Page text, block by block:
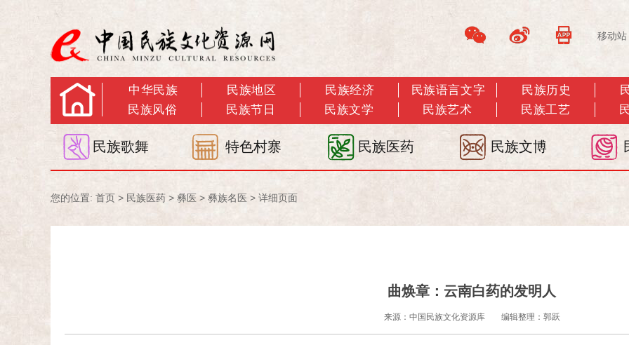
移动站
中华民族 民族地区 民族经济 民族语言文字 民族历史
民族风俗
民族节日 民族文学 民族艺术 民族工艺
民族歌舞 特色村寨 民族医药 民族文博
您的位置: 首页 > 民族医药 > 彝医 > 彝族名医 > 详细页面
曲焕章：云南白药的发明人
来源：中国民族文化资源库 编辑整理：郭跃